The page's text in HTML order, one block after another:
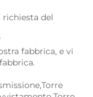
richiesta del
fabbrica, e vi